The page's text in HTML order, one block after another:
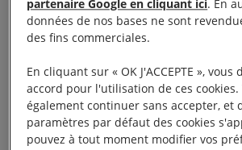
partenaire Google en cliquant ici. En
données de nos bases ne sont
des fins commerciales.
En cliquant sur « OK J'ACCEPTE », vous
accord pour l'utilisation de ces cookies.
également continuer sans accepter, et
paramètres par défaut des cookies
pouvez à tout moment modifier vos